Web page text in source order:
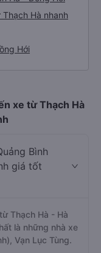
Hà nhanh
Hới
xe từ Thạch Hà
Bình
giá tốt
Thạch Hà - Hà
là những nhà xe
Vạn Lục Tùng.